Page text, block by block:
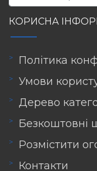
КОРИСНА
Політика
Умови
Дерево
Безкоштовні
Розмістити
Контакти